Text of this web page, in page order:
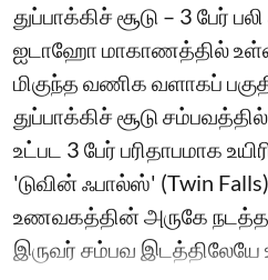
துப்பாக்கிச் சூடு – 3 பேர்
ஐடாஹோ மாகாணத்தில்
மிகுந்த வணிக வளாகப்
துப்பாக்கிச் சூடு
உட்பட 3 பேர் பரிதாபமாக
'டுவின் ஃபால்ஸ்' (Twin
உணவகத்தின் அருகே
இருவர் சம்பவ இடத்திலேயே